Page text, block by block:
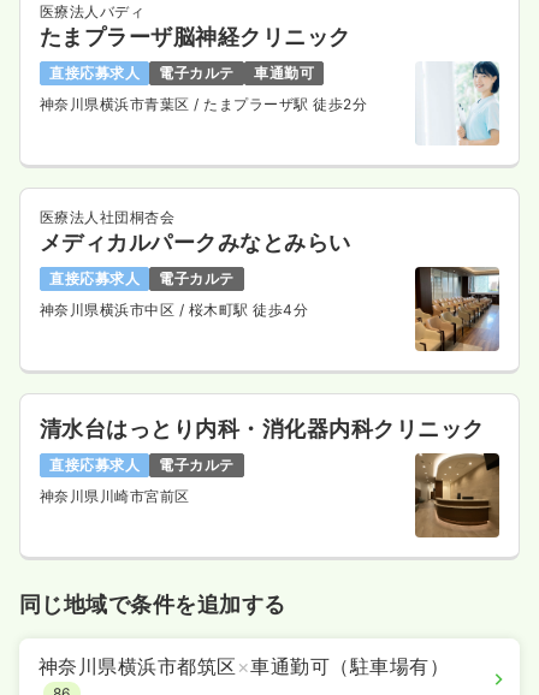
医療法人バディ
たまプラーザ脳神経クリニック
直接応募求人 電子カルテ
車通勤可
神奈川県横浜市青葉区/ たまプラーザ駅 徒歩2分
医療法人社団桐杏会
メディカルパークみなとみらい
直接応募求人
電子カルテ
神奈川県横浜市中区 / 桜木町駅 徒歩4分
清水台はっとり内科・消化器内科クリニック
直接応募求人
電子カルテ
神奈川県川崎市宮前区
同じ地域で条件を追加する
神奈川県横浜市都筑区 ×車通勤可（駐車場有）